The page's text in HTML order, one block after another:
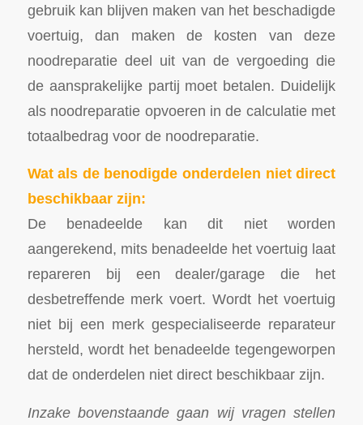
gebruik kan blijven maken van het beschadigde
voertuig, dan maken de kosten van deze
noodreparatie deel uit van de vergoeding die
de aansprakelijke partij moet betalen. Duidelijk
als noodreparatie opvoeren in de calculatie met
totaalbedrag voor de noodreparatie.
Wat als de benodigde onderdelen niet direct
beschikbaar zijn:
De benadeelde kan dit niet worden
aangerekend, mits benadeelde het voertuig laat
repareren bij een dealer/garage die het
desbetreffende merk voert. Wordt het voertuig
niet bij een merk gespecialiseerde reparateur
hersteld, wordt het benadeelde tegengeworpen
dat de onderdelen niet direct beschikbaar zijn.
Inzake bovenstaande gaan wij vragen stellen